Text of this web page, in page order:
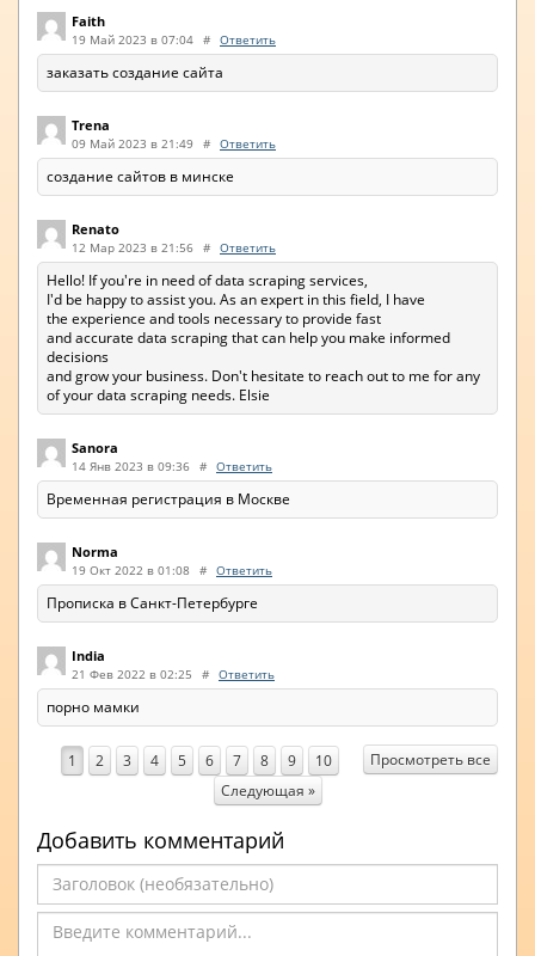
Faith
19 Май 2023 в 07:04 # Ответить
заказать создание сайта
Trena
09 Май 2023 в 21:49 # Ответить
создание сайтов в минске
Renato
12 Мар 2023 в 21:56 # Ответить
Hello! If you're in need of data scraping services,
I'd be happy to assist you. As an expert in this field, I have
the experience and tools necessary to provide fast
and accurate data scraping that can help you make informed
decisions
and grow your business. Don't hesitate to reach out to me for any
of your data scraping needs. Elsie
Sanora
14 Янв 2023 в 09:36 # Ответить
Временная регистрация в Москве
Norma
19 Окт 2022 в 01:08 # Ответить
Прописка в Санкт-Петербурге
India
21 Фев 2022 в 02:25 # Ответить
порно мамки
Просмотреть все
1 2 3 4 5 6 7 8 9
10
Следующая »
Добавить комментарий